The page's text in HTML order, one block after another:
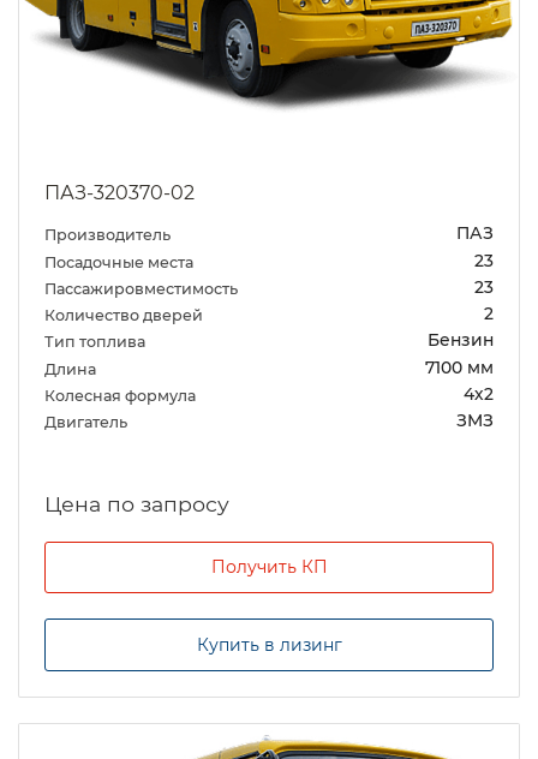
ПАЗ-320370-02
Производитель ПАЗ
Посадочные места 23
Пассажировместимость 23
Количество дверей 2
Тип топлива Бензин
Длина 7100 мм
Колесная формула 4х2
Двигатель ЗМЗ
Цена по запросу
Получить КП
Купить в лизинг